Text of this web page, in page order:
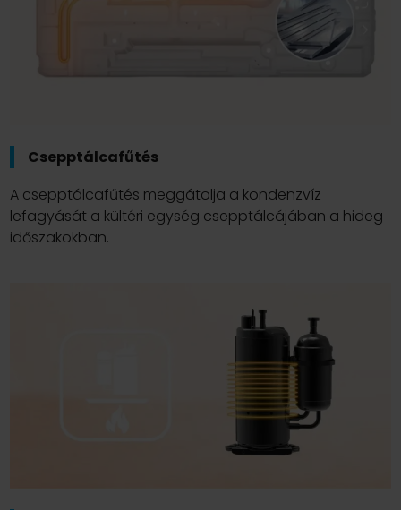
Csepptálcafűtés
A csepptálcafűtés meggátolja a kondenzvíz
lefagyását a kültéri egység csepptálcájában a hideg
időszakokban.